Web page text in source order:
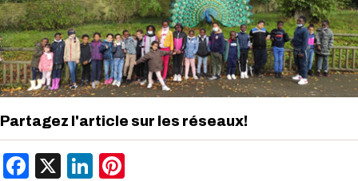
Partagez l'article sur les réseaux!
Facebook
X LinkedIn